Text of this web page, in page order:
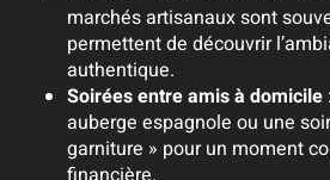
marchés artisanaux sont
permettent de découvrir
authentique.
Soirées entre amis à domicile
auberge espagnole ou une
garniture » pour un moment